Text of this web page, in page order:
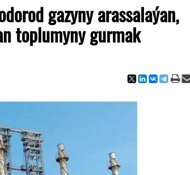
gazyny arassalaýan,
toplumyny gurmak